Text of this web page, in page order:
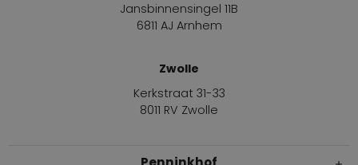
Jansbinnensingel 11B
6811 AJ Arnhem
Zwolle
Kerkstraat 31-33
8011 RV Zwolle